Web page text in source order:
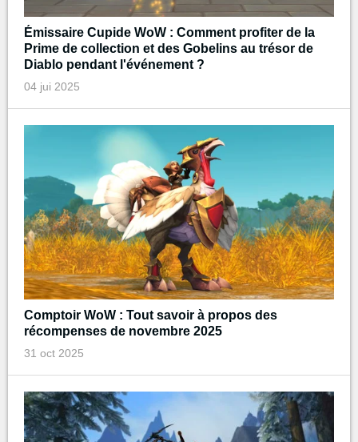
Émissaire Cupide WoW : Comment profiter de la
Prime de collection et des Gobelins au trésor de
Diablo pendant l'événement ?
04 jui 2025
Comptoir WoW : Tout savoir à propos des
récompenses de novembre 2025
31 oct 2025